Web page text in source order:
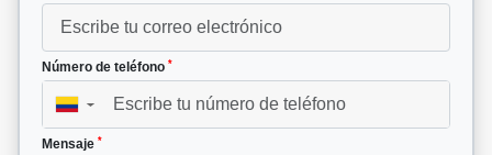
Número de teléfono *
▼
Mensaje *